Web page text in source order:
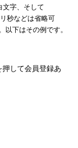
文字、そして
秒などは省略可
以下はその例です。
して会員登録あ